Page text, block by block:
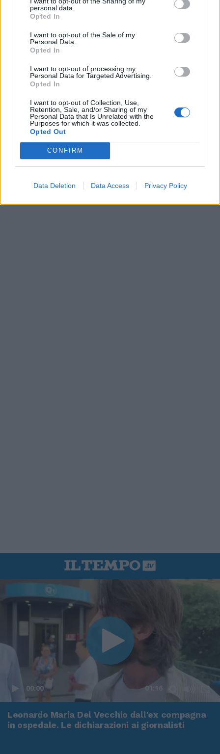
personal data.
Opted In
I want to opt-out of the Sale of my
Personal Data.
Opted In
I want to opt-out of processing my
Personal Data for Targeted Advertising.
Opted In
I want to opt-out of Collection, Use,
Retention, Sale, and/or Sharing of my
Personal Data that Is Unrelated with the
Purposes for which it was collected.
Opted Out
CONFIRM
Data Deletion Data Access Privacy Policy
In evidenza
00:00 01:16
Leonardo Maria Del Vecchio dall'ex compagna
in ospedale. Le dichiarazioni ai giornalisti